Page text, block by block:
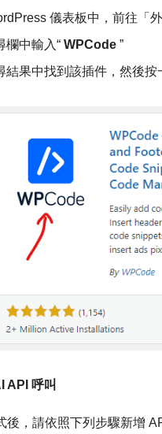
儀表板中，前往「
欄中輸入“ WPCode ”
結果中找到該插件，然後按
API 呼叫
後，請依照下列步驟新增